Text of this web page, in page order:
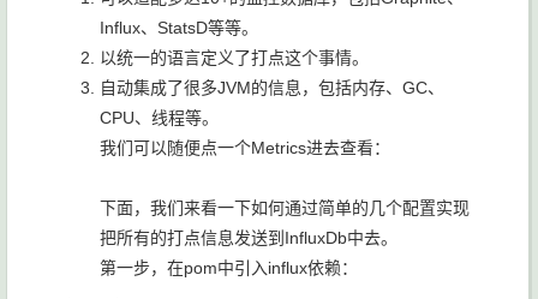
Influx、StatsD等等。
以统一的语言定义了打点这个事情。
自动集成了很多JVM的信息，包括内存、GC、
CPU、线程等。
我们可以随便点一个Metrics进去查看：
下面，我们来看一下如何通过简单的几个配置实现
把所有的打点信息发送到InfluxDb中去。
第一步，在pom中引入influx依赖：